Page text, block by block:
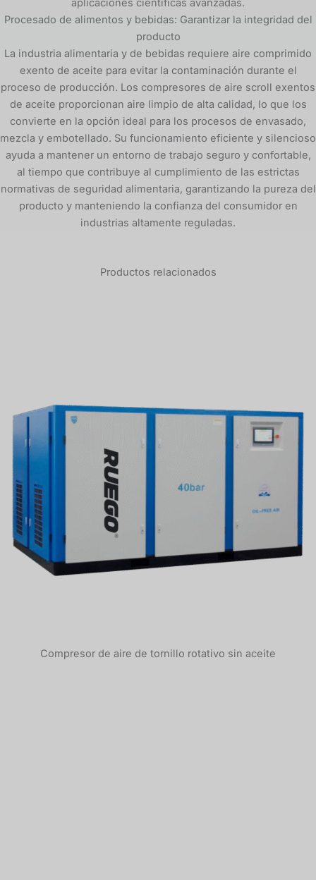
aplicaciones científicas avanzadas.
Procesado de alimentos y bebidas: Garantizar la integridad del
producto
La industria alimentaria y de bebidas requiere aire comprimido
exento de aceite para evitar la contaminación durante el
proceso de producción. Los compresores de aire scroll exentos
de aceite proporcionan aire limpio de alta calidad, lo que los
convierte en la opción ideal para los procesos de envasado,
mezcla y embotellado. Su funcionamiento eficiente y silencioso
ayuda a mantener un entorno de trabajo seguro y confortable,
al tiempo que contribuye al cumplimiento de las estrictas
normativas de seguridad alimentaria, garantizando la pureza del
producto y manteniendo la confianza del consumidor en
industrias altamente reguladas.
Productos relacionados
Compresor de aire de tornillo rotativo sin aceite